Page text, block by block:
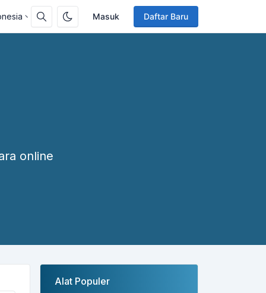
Masuk Daftar Baru
online
Alat Populer